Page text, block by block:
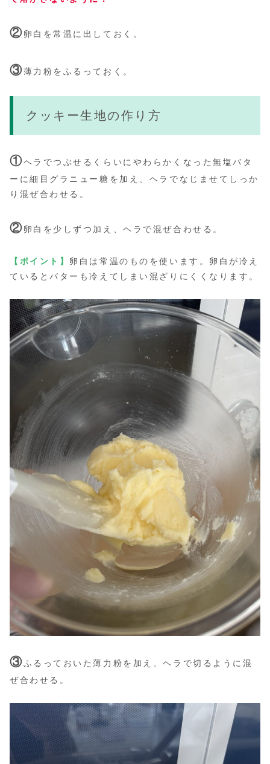
②卵白を常温に出しておく。
③薄力粉をふるっておく。
クッキー生地の作り方
①ヘラでつぶせるくらいにやわらかくなった無塩バタ
ーに細目グラニュー糖を加え、ヘラでなじませてしっか
り混ぜ合わせる。
②卵白を少しずつ加え、ヘラで混ぜ合わせる。
【ポイント】 卵白は常温のものを使います。卵白が冷え
ているとバターも冷えてしまい混ざりにくくなります。
③ふるっておいた薄力粉を加え、ヘラで切るように混
ぜ合わせる。